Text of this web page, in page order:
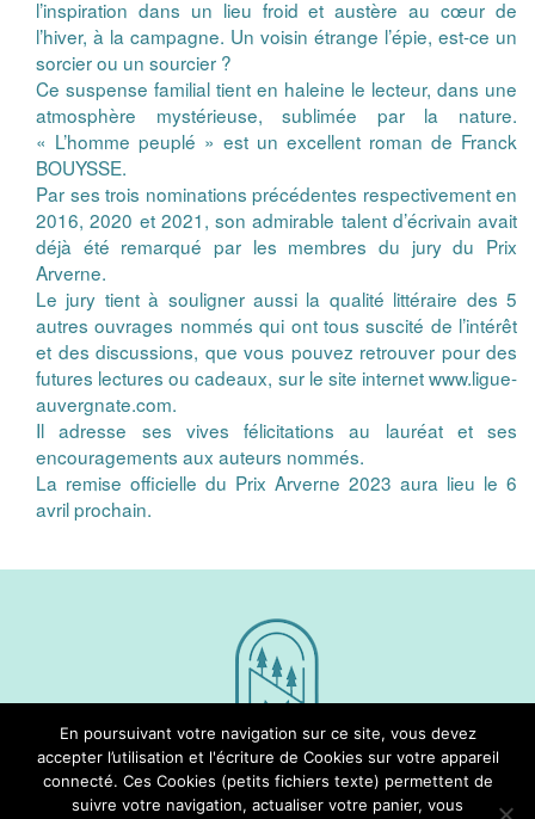
l’inspiration dans un lieu froid et austère au cœur de
l’hiver, à la campagne. Un voisin étrange l’épie, est-ce un
sorcier ou un sourcier ?
Ce suspense familial tient en haleine le lecteur, dans une
atmosphère mystérieuse, sublimée par la nature.
« L’homme peuplé » est un excellent roman de Franck
BOUYSSE.
Par ses trois nominations précédentes respectivement en
2016, 2020 et 2021, son admirable talent d’écrivain avait
déjà été remarqué par les membres du jury du Prix
Arverne.
Le jury tient à souligner aussi la qualité littéraire des 5
autres ouvrages nommés qui ont tous suscité de l’intérêt
et des discussions, que vous pouvez retrouver pour des
futures lectures ou cadeaux, sur le site internet www.ligue-
auvergnate.com.
Il adresse ses vives félicitations au lauréat et ses
encouragements aux auteurs nommés.
La remise officielle du Prix Arverne 2023 aura lieu le 6
avril prochain.
Nous Suivre
En poursuivant votre navigation sur ce site, vous devez
accepter l’utilisation et l'écriture de Cookies sur votre appareil
connecté. Ces Cookies (petits fichiers texte) permettent de
suivre votre navigation, actualiser votre panier, vous